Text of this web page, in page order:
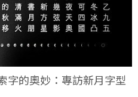
字的奧妙：專訪新月字型